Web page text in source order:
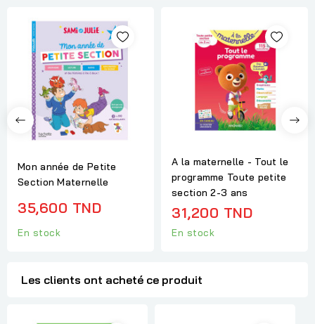
Mon année de Petite
Section Maternelle
35,600 TND
En stock
A la maternelle - Tout le
programme Toute petite
section 2-3 ans
31,200 TND
En stock
Les clients ont acheté ce produit